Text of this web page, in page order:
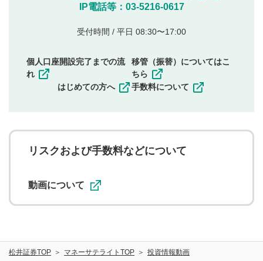
他のサイトへの誘導や営利目的、広告・宣伝を目
他者の権利（商標、著作権、その他の知的財産
その他当社が不適切と判断した投稿
一度投稿した評価およびコメントの変更・削除はできま
ことを承諾したものとします。また、利用者は、コメント
に関する著作者人格権を行使しないことに同意します。利
用者が投稿したコメントは、当社サービスの広告・宣伝、
ることがあります。
IP電話等：03-5216-0617
受付時間 / 平日 08:30〜17:00
個人口座開設完了までの流
れ
はじめての方へ
移管（振替）についてはこ
ちら
手数料について
リスクおよび手数料などについて
動画について
松井証券TOP マネーサテライトTOP
投資情報動画